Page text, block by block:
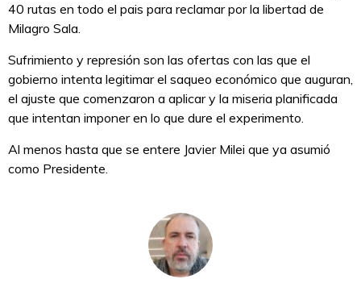
40 rutas en todo el pais para reclamar por la libertad de
Milagro Sala.
Sufrimiento y represión son las ofertas con las que el
gobierno intenta legitimar el saqueo económico que auguran,
el ajuste que comenzaron a aplicar y la miseria planificada
que intentan imponer en lo que dure el experimento.
Al menos hasta que se entere Javier Milei que ya asumió
como Presidente.